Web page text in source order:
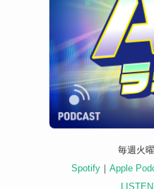
毎週火
Spotify ｜ Apple
LISTEN